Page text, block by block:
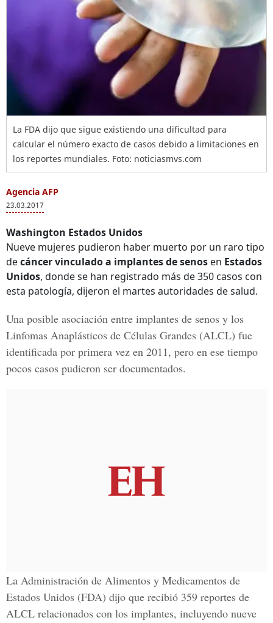
La FDA dijo que sigue existiendo una dificultad para
calcular el número exacto de casos debido a limitaciones en
los reportes mundiales. Foto: noticiasmvs.com
Agencia AFP
23.03.2017
Washington Estados Unidos
Nueve mujeres pudieron haber muerto por un raro tipo
decáncer vinculado a implantes de senos en Estados
Unidos, donde se han registrado más de 350 casos con
esta patología, dijeron el martes autoridades de salud.
Una posible asociación entre implantes de senos y los
Linfomas Anaplásticos de Células Grandes (ALCL) fue
identificada por primera vez en 2011, pero en ese tiempo
pocos casos pudieron ser documentados.
La Administración de Alimentos y Medicamentos de
Estados Unidos (FDA) dijo que recibió 359 reportes de
ALCL relacionados con los implantes, incluyendo nueve